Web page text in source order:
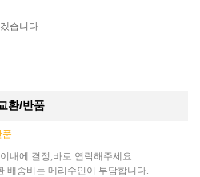
습니다.​
환/반품
품
내에 결정,바로 연락해주세요.
배송비는 메리수인이 부담합니다.